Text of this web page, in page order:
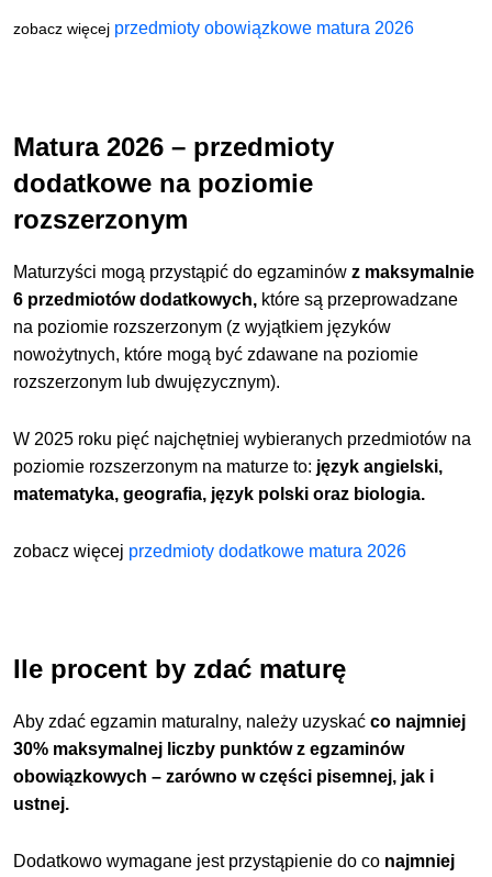
zobacz więcej przedmioty obowiązkowe matura 2026
Matura 2026 – przedmioty
dodatkowe na poziomie
rozszerzonym
Maturzyści mogą przystąpić do egzaminów z maksymalnie
6 przedmiotów dodatkowych, które są przeprowadzane
na poziomie rozszerzonym (z wyjątkiem języków
nowożytnych, które mogą być zdawane na poziomie
rozszerzonym lub dwujęzycznym).
W 2025 roku pięć najchętniej wybieranych przedmiotów na
poziomie rozszerzonym na maturze to: język angielski,
matematyka, geografia, język polski oraz biologia.
zobacz więcej przedmioty dodatkowe matura 2026
Ile procent by zdać maturę
Aby zdać egzamin maturalny, należy uzyskać co najmniej
30% maksymalnej liczby punktów z egzaminów
obowiązkowych – zarówno w części pisemnej, jak i
ustnej.
Dodatkowo wymagane jest przystąpienie do co najmniej